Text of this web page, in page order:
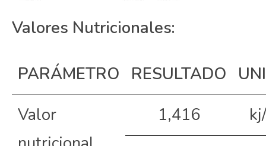
Valores Nutricionales:
PARÁMETRO RESULTADO
Valor
1,416